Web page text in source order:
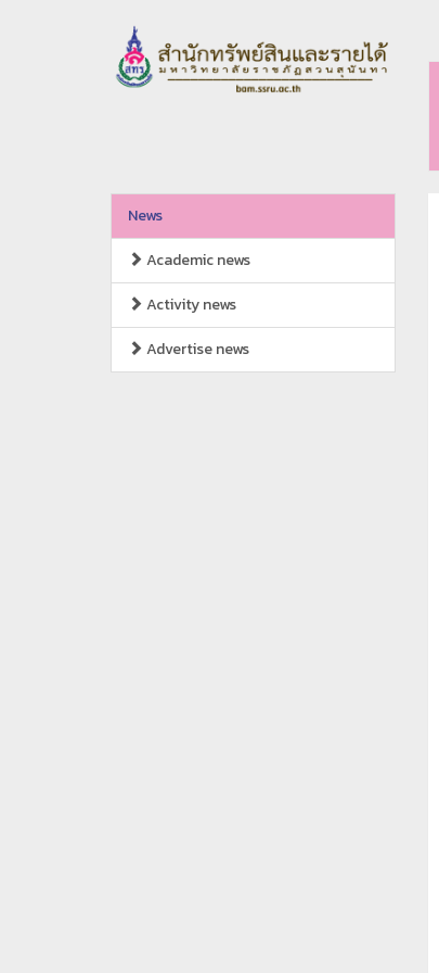
News
Academic news
Activity news
Advertise news